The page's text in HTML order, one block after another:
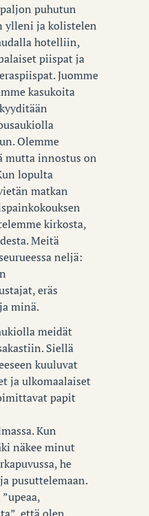
puhutun
ylleni ja kolistelen
hotelliin,
piispat ja
Juomme
kasukoita
Olemme
mutta innostus on
lopulta
matkan
kirkosta,
Meitä
neljä:
eräs
minä.
meidät
Siellä
kuuluvat
ja ulkomaalaiset
papit
Kun
näkee minut
he
pusuttelemaan.